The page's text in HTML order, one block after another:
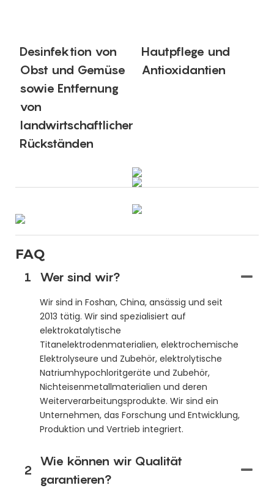
Desinfektion von
Obst und Gemüse
sowie Entfernung
von
landwirtschaftlichen
Rückständen
Hautpflege und
Antioxidantien
FAQ
1 Wer sind wir?
Wir sind in Foshan, China, ansässig und seit
2013 tätig. Wir sind spezialisiert auf
elektrokatalytische
Titanelektrodenmaterialien, elektrochemische
Elektrolyseure und Zubehör, elektrolytische
Natriumhypochloritgeräte und Zubehör,
Nichteisenmetallmaterialien und deren
Weiterverarbeitungsprodukte. Wir sind ein
Unternehmen, das Forschung und Entwicklung,
Produktion und Vertrieb integriert.
2
Wie können wir Qualität
garantieren?